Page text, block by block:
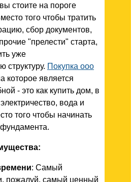
стоите на пороге
того чтобы тратить
сбор документов,
"прелести" старта,
уже
Покупка ооо
которое является
- это как купить дом, в
вода и
того чтобы начинать
фундамента.
: Самый
пожалуй, самый ценный